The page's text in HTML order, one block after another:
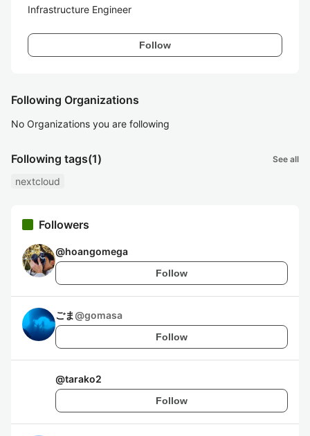
Infrastructure Engineer
Follow
Following Organizations
No Organizations you are following
Following tags(1) See all
nextcloud
Followers
@hoangomega
Follow
ごま@gomasa
Follow
@tarako2
Follow